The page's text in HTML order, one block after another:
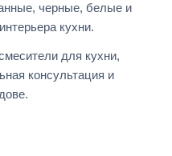
черные, белые и
кухни.
для кухни,
консультация и